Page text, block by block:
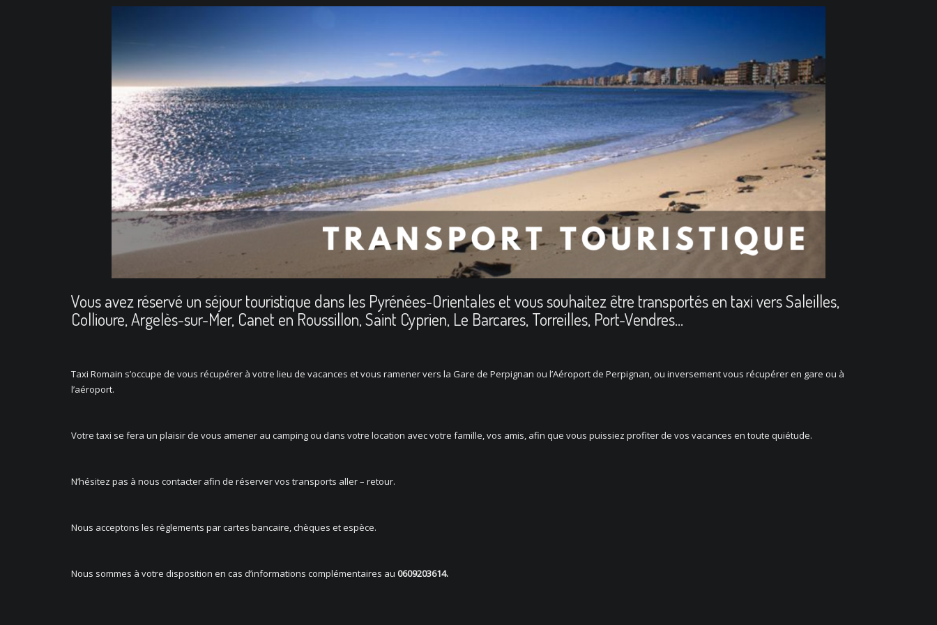
Vous avez réservé un séjour touristique dans les Pyrénées-Orientales et vous souhaitez être transportés en taxi vers Saleilles,
Collioure, Argelès-sur-Mer, Canet en Roussillon, Saint Cyprien, Le Barcares, Torreilles, Port-Vendres…
Taxi Romain s’occupe de vous récupérer à votre lieu de vacances et vous ramener vers la Gare de Perpignan ou l’Aéroport de Perpignan, ou inversement vous récupérer en gare ou à
l’aéroport.
Votre taxi se fera un plaisir de vous amener au camping ou dans votre location avec votre famille, vos amis, afin que vous puissiez profiter de vos vacances en toute quiétude.
N’hésitez pas à nous contacter afin de réserver vos transports aller – retour.
Nous acceptons les règlements par cartes bancaire, chèques et espèce.
Nous sommes à votre disposition en cas d’informations complémentaires au 0609203614.